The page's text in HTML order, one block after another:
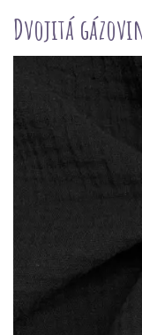
Dvojitá